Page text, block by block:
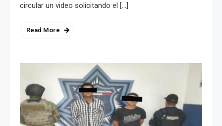
circular un video solicitando el […]
Read More